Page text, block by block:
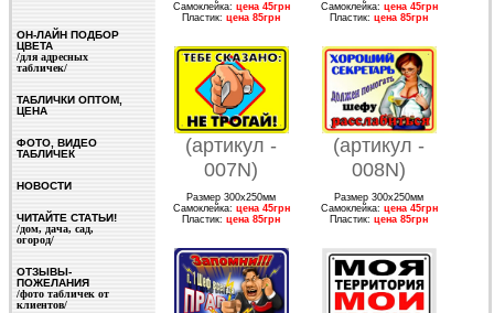
ОН-ЛАЙН ПОДБОР
ЦВЕТА
/для адресных
табличек/
ТАБЛИЧКИ ОПТОМ,
ЦЕНА
ФОТО, ВИДЕО
ТАБЛИЧЕК
НОВОСТИ
ЧИТАЙТЕ СТАТЬИ!
/дом, дача, сад,
огород/
ОТЗЫВЫ-
ПОЖЕЛАНИЯ
/фото табличек от
клиентов/
Самоклейка: цена 45грн
Пластик:цена 85грн
Самоклейка: цена 45грн
Пластик:цена 85грн
(артикул -
007N)
Размер 300х250мм
Самоклейка: цена 45грн
Пластик:цена 85грн
(артикул -
008N)
Размер 300х250мм
Самоклейка: цена 45грн
Пластик:цена 85грн